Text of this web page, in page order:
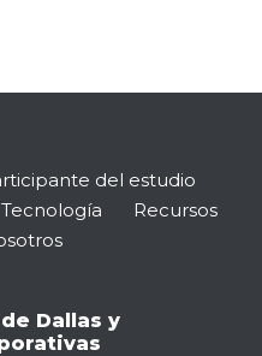
del estudio
Tecnología
Recursos
Dallas y